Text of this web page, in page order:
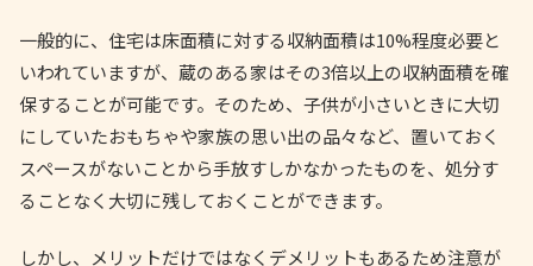
一般的に、住宅は床面積に対する収納面積は10%程度必要と
いわれていますが、蔵のある家はその3倍以上の収納面積を確
保することが可能です。そのため、子供が小さいときに大切
にしていたおもちゃや家族の思い出の品々など、置いておく
スペースがないことから手放すしかなかったものを、処分す
ることなく大切に残しておくことができます。
しかし、メリットだけではなくデメリットもあるため注意が